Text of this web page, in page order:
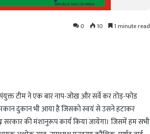
0 10 1 minute read
टीम ने एक बार नाप-जोख और सर्वे कर तोड़-फोड
मकान दुकान भी आया है जिसको स्वयं से उसने हटाकर
सरकार की मंशानुरूप कार्य किया जायेगा। जिसमें हम सभी